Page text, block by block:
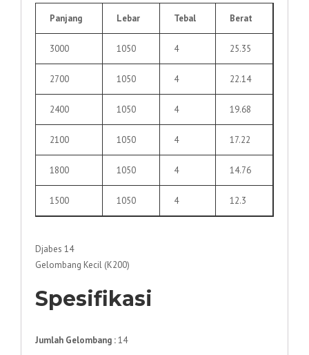
Panjang Lebar Tebal Berat
3000 1050 4 25.35
2700 1050 4 22.14
2400 1050 4 19.68
2100 1050 4 17.22
1800 1050 4 14.76
1500 1050 4 12.3
Djabes 14
Gelombang Kecil (K200)
Spesifikasi
Jumlah Gelombang :14